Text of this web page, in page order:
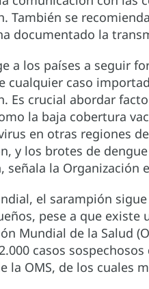
También se
documentado la
a los países a seguir
cualquier caso
Es crucial abordar
la baja cobertura
en otras regiones
y los brotes de
señala la Organización
el sarampión
pese a que existe
Mundial de la Salud
casos
la OMS, de los cuales